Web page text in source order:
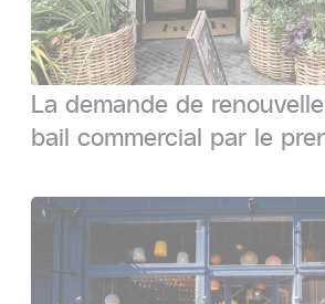
La demande de
bail commercial par le